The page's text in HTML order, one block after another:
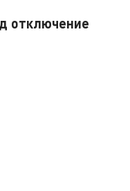
отключение